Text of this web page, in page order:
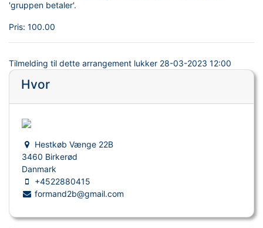
'gruppen betaler'.
Pris: 100.00
Tilmelding til dette arrangement lukker 28-03-2023 12:00
Hvor
Hestkøb Vænge 22B
3460 Birkerød
Danmark
+4522880415
formand2b@gmail.com